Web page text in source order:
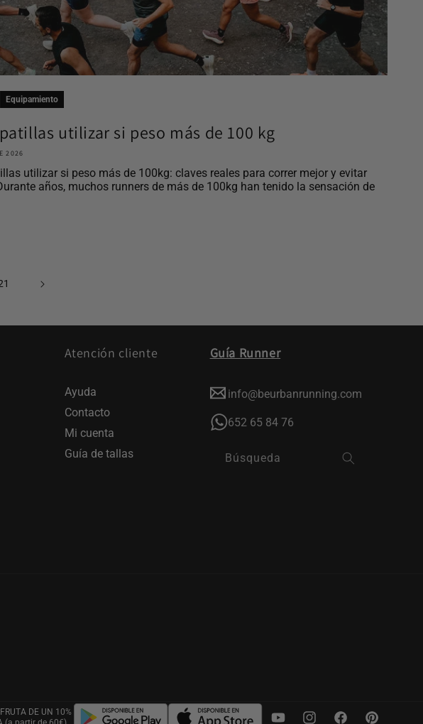
Equipamiento
utilizar si peso más de 100 kg
2026
utilizar si peso más de 100kg: claves reales para correr mejor y evitar
años, muchos runners de más de 100kg han tenido la sensación de
Atención cliente
Ayuda
Contacto
Mi cuenta
Guía de tallas
Guía Runner
info@beurbanrunning.com
652 65 84 76
Búsqueda
DE UN 10%